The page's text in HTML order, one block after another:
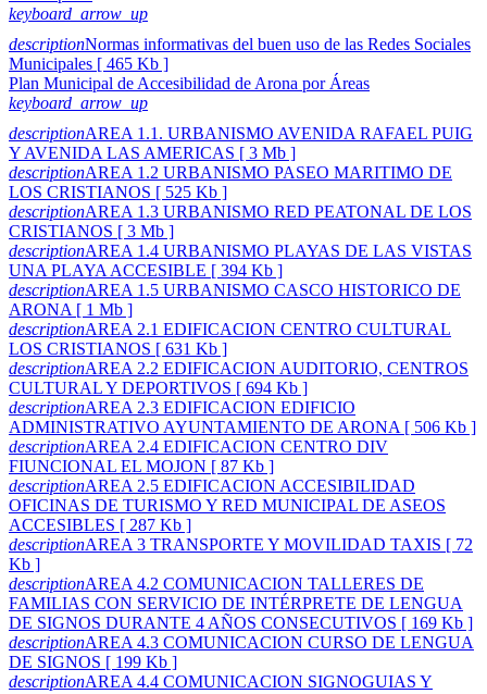
keyboard_arrow_up
descriptionNormas informativas del buen uso de las Redes Sociales
Municipales [ 465 Kb ]
Plan Municipal de Accesibilidad de Arona por Áreas
keyboard_arrow_up
descriptionAREA 1.1. URBANISMO AVENIDA RAFAEL PUIG
Y AVENIDA LAS AMERICAS [ 3 Mb ]
descriptionAREA 1.2 URBANISMO PASEO MARITIMO DE
LOS CRISTIANOS [ 525 Kb ]
descriptionAREA 1.3 URBANISMO RED PEATONAL DE LOS
CRISTIANOS [ 3 Mb ]
descriptionAREA 1.4 URBANISMO PLAYAS DE LAS VISTAS
UNA PLAYA ACCESIBLE [ 394 Kb ]
descriptionAREA 1.5 URBANISMO CASCO HISTORICO DE
ARONA [ 1 Mb ]
descriptionAREA 2.1 EDIFICACION CENTRO CULTURAL
LOS CRISTIANOS [ 631 Kb ]
descriptionAREA 2.2 EDIFICACION AUDITORIO, CENTROS
CULTURAL Y DEPORTIVOS [ 694 Kb ]
descriptionAREA 2.3 EDIFICACION EDIFICIO
ADMINISTRATIVO AYUNTAMIENTO DE ARONA [ 506 Kb ]
descriptionAREA 2.4 EDIFICACION CENTRO DIV
FIUNCIONAL EL MOJON [ 87 Kb ]
descriptionAREA 2.5 EDIFICACION ACCESIBILIDAD
OFICINAS DE TURISMO Y RED MUNICIPAL DE ASEOS
ACCESIBLES [ 287 Kb ]
descriptionAREA 3 TRANSPORTE Y MOVILIDAD TAXIS [ 72
Kb ]
descriptionAREA 4.2 COMUNICACION TALLERES DE
FAMILIAS CON SERVICIO DE INTÉRPRETE DE LENGUA
DE SIGNOS DURANTE 4 AÑOS CONSECUTIVOS [ 169 Kb ]
descriptionAREA 4.3 COMUNICACION CURSO DE LENGUA
DE SIGNOS [ 199 Kb ]
descriptionAREA 4.4 COMUNICACION SIGNOGUIAS Y